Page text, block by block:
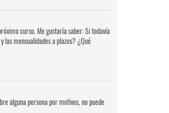
curso. Me gustaría saber: Si todavía
mensualidades a plazos? ¿Qué
alguna persona por motivos, no puede